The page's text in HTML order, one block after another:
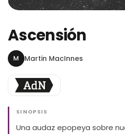
Ascensión
M Martin MacInnes
SINOPSIS
Una audaz epopeya sobre